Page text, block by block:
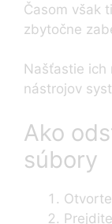
Časom však
zbytočne
Našťastie ich
nástrojov
Ako
súbory
Otvorte